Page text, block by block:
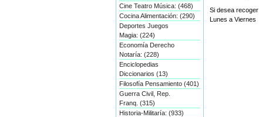
Si desea
Lunes a Viernes
Cine Teatro Música: (468)
Cocina Alimentación: (290)
Deportes Juegos
Magia: (224)
Economía Derecho
Notaría: (228)
Enciclopedias
Diccionarios (13)
Filosofía Pensamiento (401)
Guerra Civil, Rep.
Franq. (315)
Historia-Militaría: (933)